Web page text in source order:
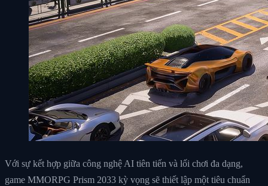
Với sự kết hợp giữa công nghệ AI tiên tiến và lối chơi đa dạng,
game MMORPG Prism 2033 kỳ vọng sẽ thiết lập một tiêu chuẩn